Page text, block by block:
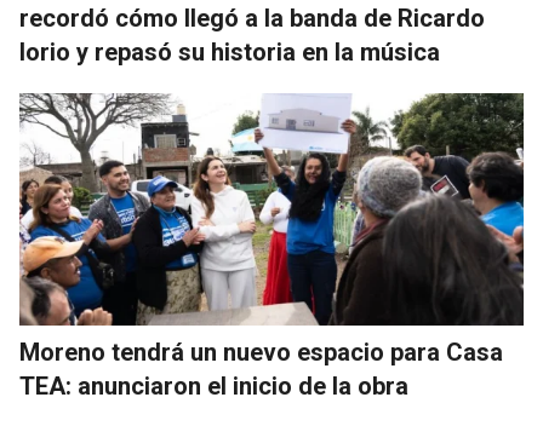
recordó cómo llegó a la banda de Ricardo
Iorio y repasó su historia en la música
Moreno tendrá un nuevo espacio para Casa
TEA: anunciaron el inicio de la obra